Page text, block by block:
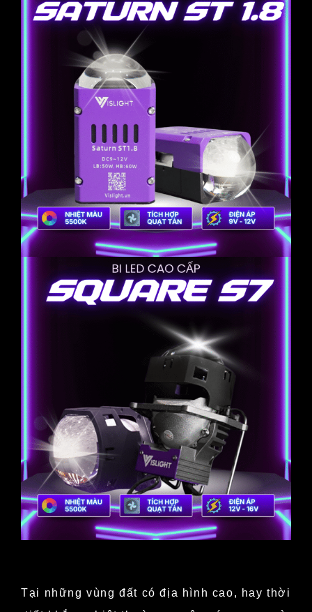
Tại những vùng đất có địa hình cao, hay thời